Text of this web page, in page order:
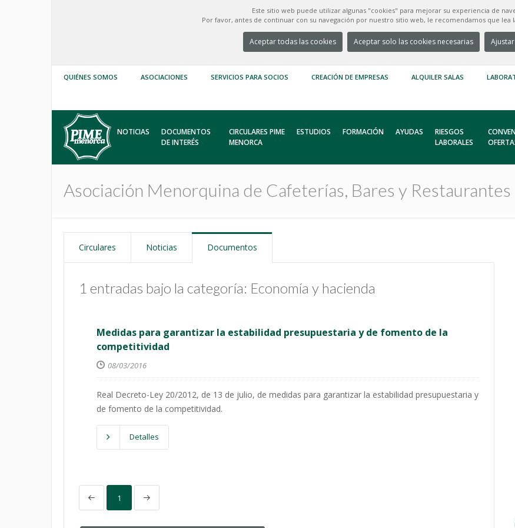
Este sitio web puede utilizar algunas "cookies" para mejorar su experiencia de
Por favor, antes de continuar con su navegación por nuestro sitio web, le recomendamos que lea
Aceptar todas las cookies Aceptar solo las cookies necesarias
QUIÉNES SOMOS ASOCIACIONES SERVICIOS PARA SOCIOS CREACIÓN DE EMPRESAS ALQUILER SALAS
NOTICIAS
DOCUMENTOS
DE INTERÉS
CIRCULARES PIME
MENORCA
ESTUDIOS FORMACIÓN AYUDAS
RIESGOS
LABORALES
Asociación Menorquina de Cafeterías, Bares y Restaurantes
Circulares Noticias Documentos
1 entradas bajo la categoría: Economía y hacienda
Medidas para garantizar la estabilidad presupuestaria y de fomento de la
competitividad
08/03/2016
Real Decreto-Ley 20/2012, de 13 de julio, de medidas para garantizar la estabilidad presupuestaria y
de fomento de la competitividad.
Detalles
1